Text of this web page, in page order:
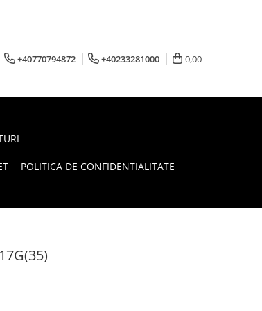
+40770794872 +40233281000 0,00
POLITICA DE CONFIDENTIALITATE